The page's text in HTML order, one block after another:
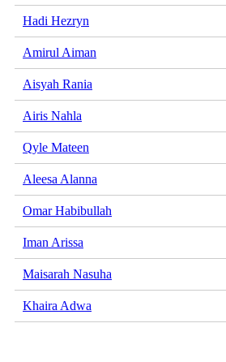
Hadi Hezryn
Amirul Aiman
Aisyah Rania
Airis Nahla
Qyle Mateen
Aleesa Alanna
Omar Habibullah
Iman Arissa
Maisarah Nasuha
Khaira Adwa